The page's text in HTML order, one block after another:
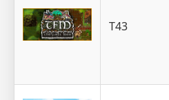
T43